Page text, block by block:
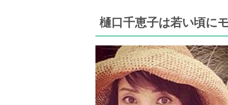
樋口千恵子は若い頃に